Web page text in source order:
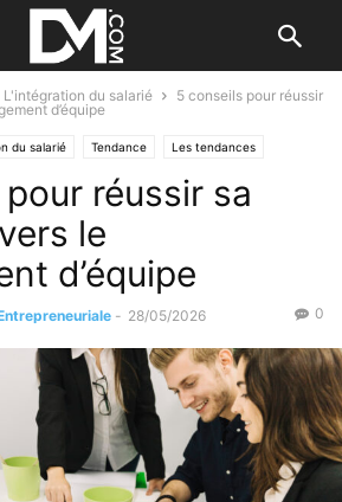
L'intégration du salarié
5 conseils pour réussir
d’équipe
du salarié Tendance Les tendances
réussir sa
le
d’équipe
- 28/05/2026 0